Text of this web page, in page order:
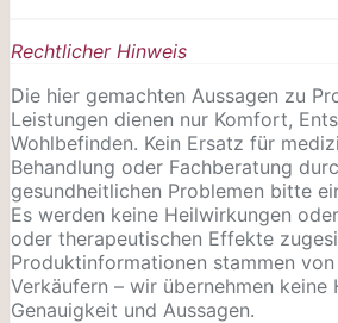
Rechtlicher Hinweis
Die hier gemachten Aussagen zu
Leistungen dienen nur Komfort,
Wohlbefinden. Kein Ersatz für
Behandlung oder Fachberatung
gesundheitlichen Problemen bitte
Es werden keine Heilwirkungen oder
oder therapeutischen Effekte
Produktinformationen stammen
Verkäufern – wir übernehmen keine
Genauigkeit und Aussagen.